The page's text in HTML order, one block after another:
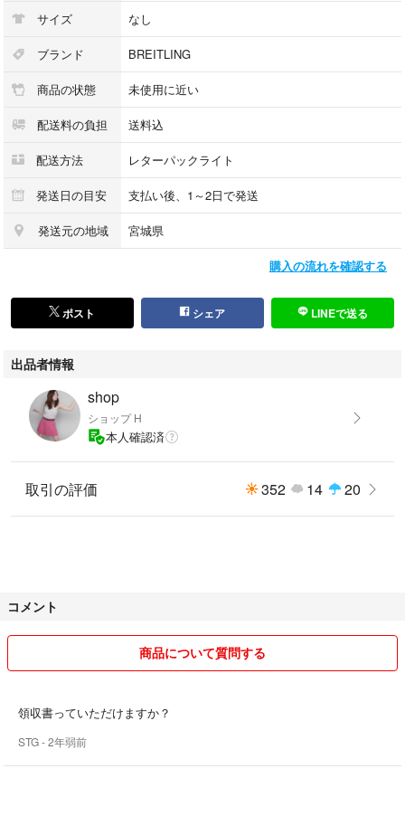
サイズ なし
ブランド BREITLING
商品の状態 未使用に近い
配送料の負担 送料込
配送方法 レターパックライト
発送日の目安 支払い後、1～2日で発送
発送元の地域 宮城県
購入の流れを確認する
ポスト シェア LINEで送る
出品者情報
shop
ショップ H
本人確認済
取引の評価 352 14 20
コメント
商品について質問する
領収書っていただけますか？
STG- 2年弱前